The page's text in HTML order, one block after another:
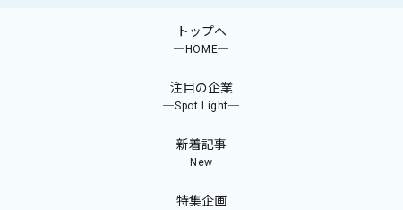
トップへ
─HOME─
注目の企業
─Spot Light─
新着記事
─New─
特集企画